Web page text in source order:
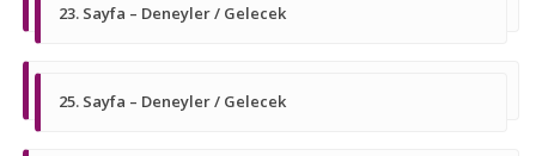
23. Sayfa – Deneyler / Gelecek
25. Sayfa – Deneyler / Gelecek